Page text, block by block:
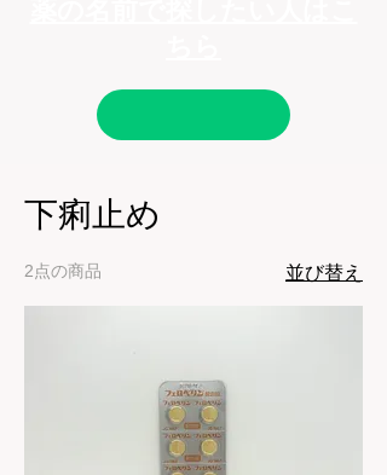
下痢止め
2点の商品 並び替え